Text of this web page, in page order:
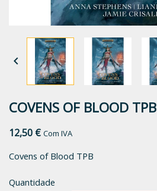

COVENS OF BLOOD TPB
12,50 € Com IVA
Covens of Blood TPB
Quantidade